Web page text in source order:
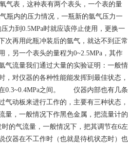
气表，这种表有两个表头，一个表的量
瓶内的压力情况，一瓶新的氩气压力一
力到0.5MPa时就应该停止使用，更换一
次再用此瓶冲装后的氩气，就达不到正常
，另一个表头的量程为0~2.5MPa，其作
气流量我们通过大量的实验证明：一般情
，对仪器的各种性能能发挥到最佳状态，
0.3~0.4MPa之间。 仪器内部也有几条
气动板来进行工作的，主要有三种状态，
量，一般情况下作黑色金属，把流量计的
的气流量，一般情况下，把其调节在6左
仪器在不工作时（也就是待机状态时）也